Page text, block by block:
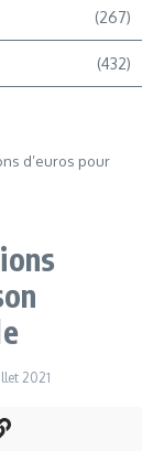
(267)
(432)
d’euros pour
2021